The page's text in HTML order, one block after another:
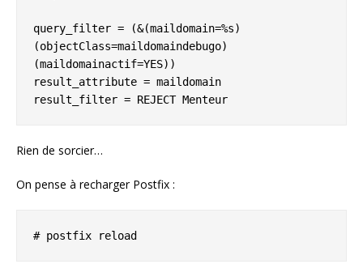
query_filter = (&(maildomain=%s)
(objectClass=maildomaindebugo)
(maildomainactif=YES))
result_attribute = maildomain
result_filter = REJECT Menteur
Rien de sorcier…
On pense à recharger Postfix :
# postfix reload